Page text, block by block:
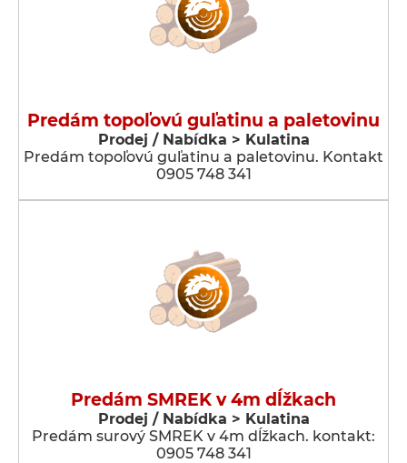
Predám topoľovú guľatinu a paletovinu
Prodej / Nabídka > Kulatina
Predám topoľovú guľatinu a paletovinu. Kontakt
0905 748 341
Predám SMREK v 4m dĺžkach
Prodej / Nabídka > Kulatina
Predám surový SMREK v 4m dĺžkach. kontakt:
0905 748 341